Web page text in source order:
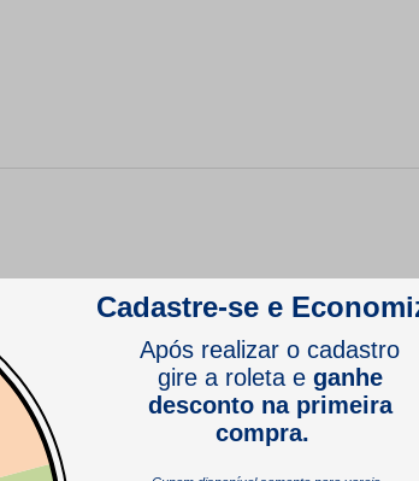
Este produto ainda não tem avaliações
SEJA O PRIMEIRO A AVALIAR